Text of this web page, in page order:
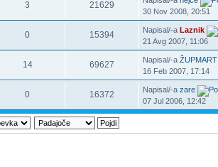
3 21629
30 Nov 2008, 20:51
0 15394 Napisal/-aLaznik
21 Avg 2007, 11:06
14 69627 Napisal/-aŽUPMART
16 Feb 2007, 17:14
0 16372 Napisal/-azare
07 Jul 2006, 12:42